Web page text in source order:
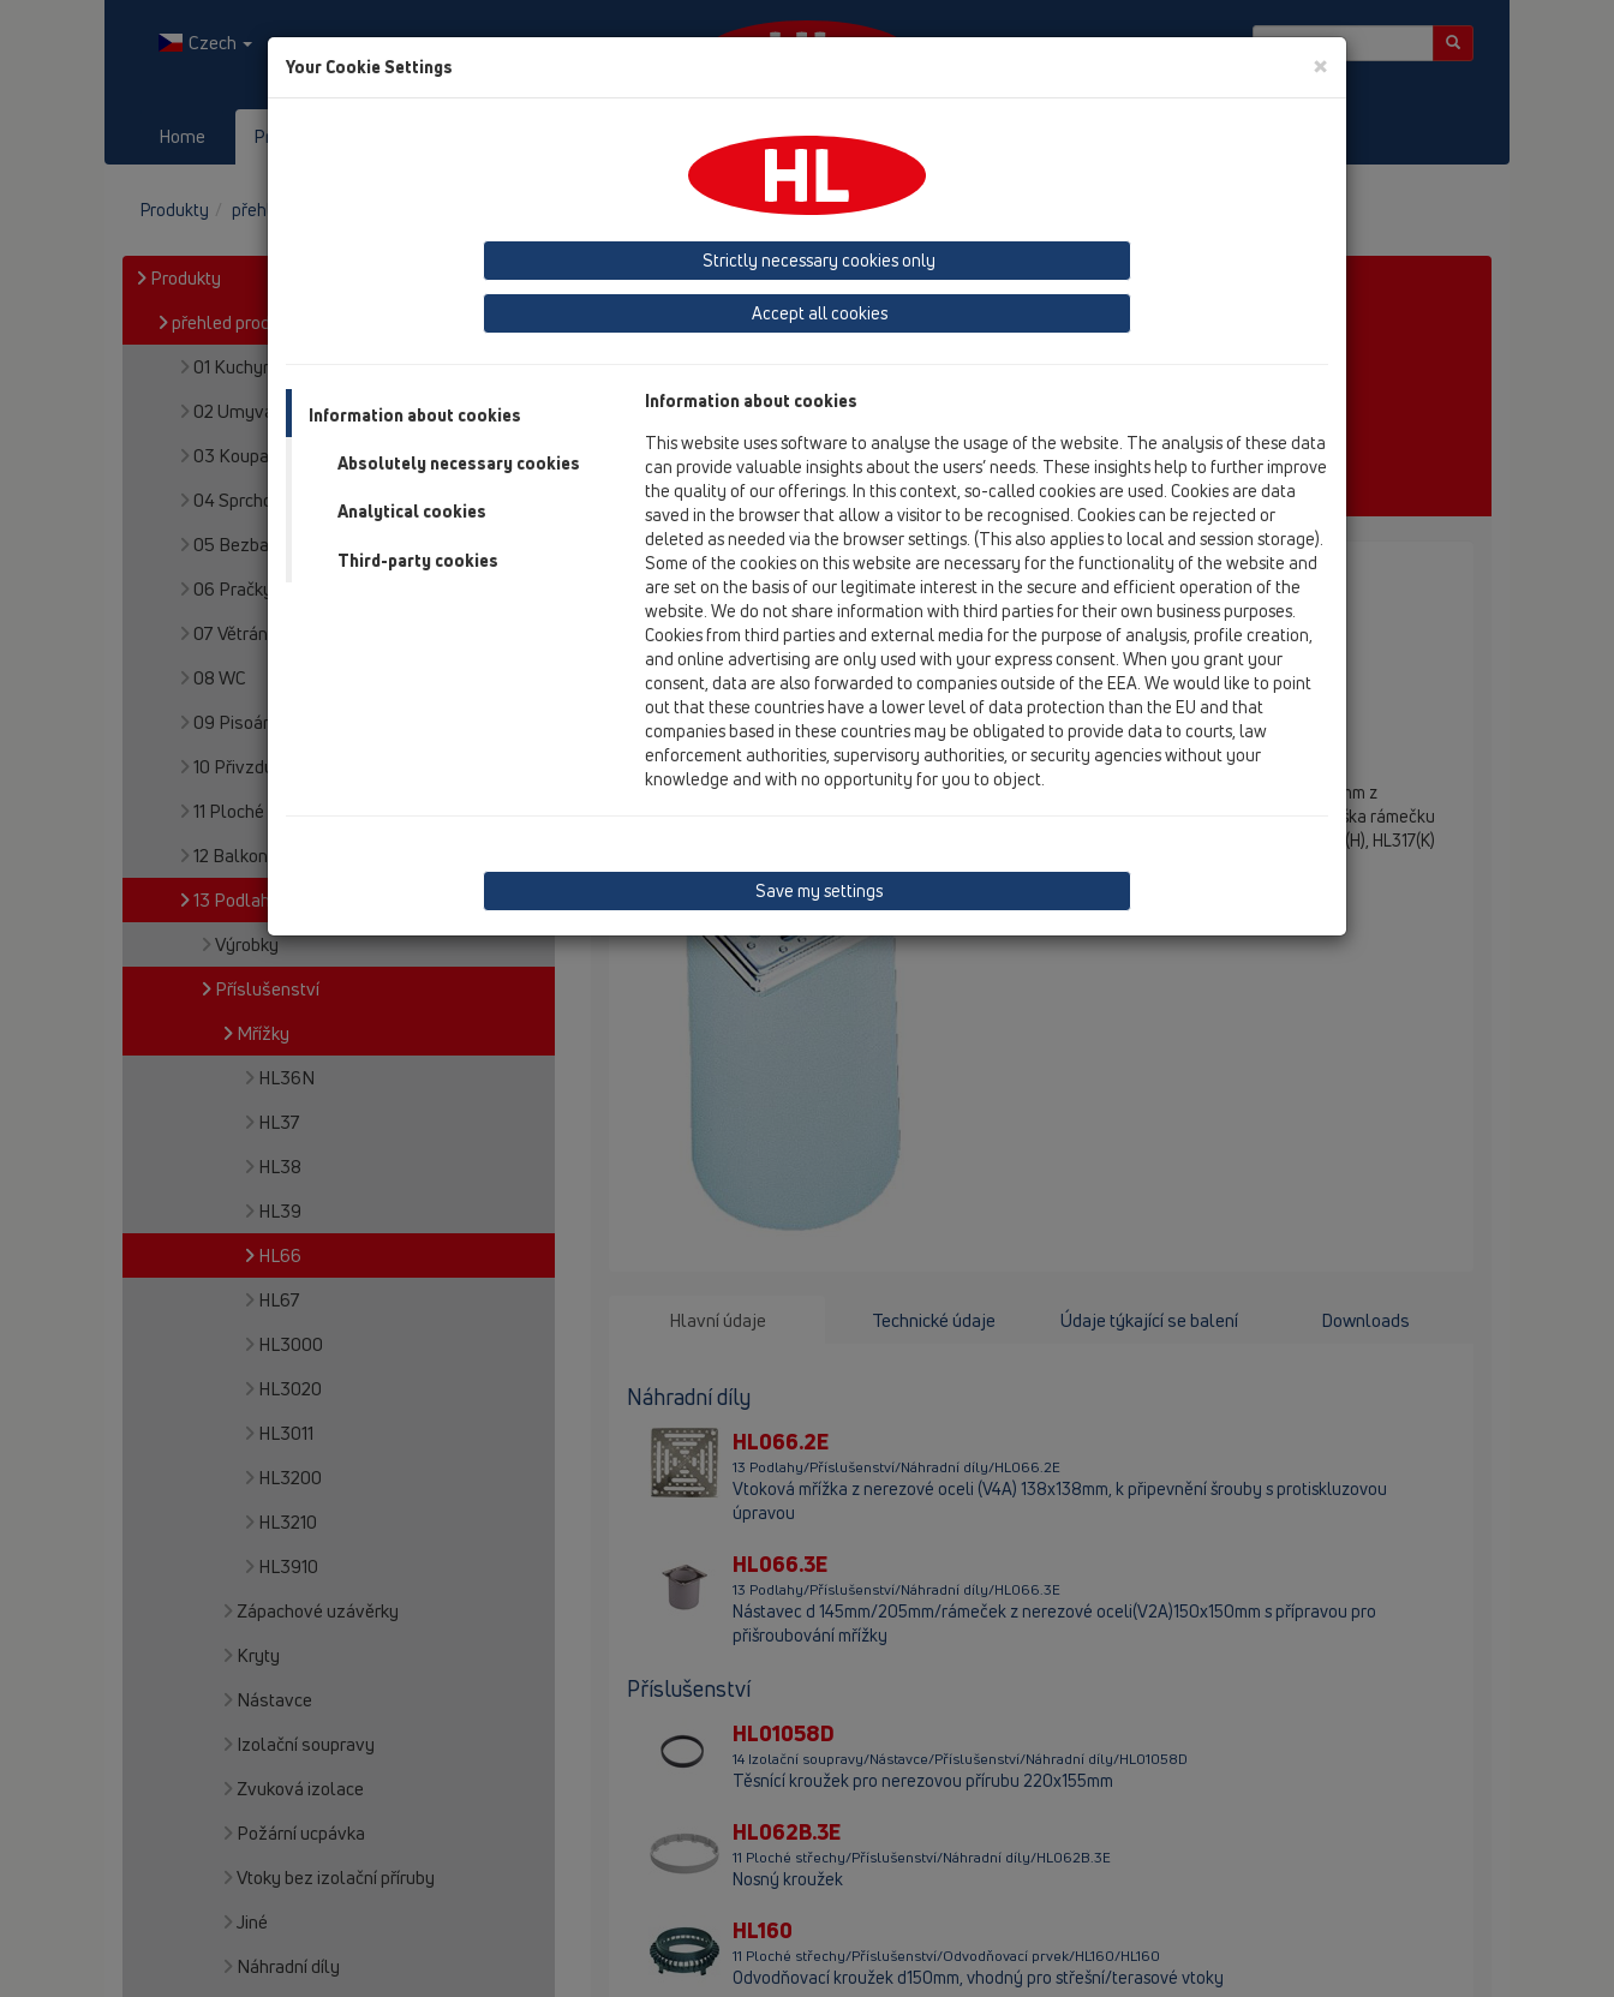
Czech
Home Produkty HL-House
Produkty přehled produktů HL66 HL66.1
Produkty
přehled produktů
01 Kuchyně
02 Umyvadla
03 Koupací vany
04 Sprchové mísy
05 Bezbariérové sprchy
06 Pračky a myčky
07 Větrání a klimatizace
08 WC
09 Pisoárové mísy
10 Přivzdušňovací ventily
11 Ploché střechy
12 Balkony a terasy
13 Podlahy
Výrobky
Příslušenství
Mřížky
HL36N
HL37
HL38
HL39
HL66
HL67
HL3000
HL3020
HL3011
HL3200
HL3210
HL3910
Zápachové uzávěrky
Kryty
Nástavce
Izolační soupravy
Zvuková izolace
Požární ucpávka
Vtoky bez izolační příruby
Jiné
Náhradní díly
přehled produktů
Mřížky
HL66
HL66.1
HL66.1
Nástavec d 145mm/ nerez (V4A)/150x150mm/nerez
protiskluz138x138mm
Nástavec d 145mm s rámem (V4A)150x150mm a
přišroubovanou protiskluznou mřížkou 138x138mm z
nerezové oceli (V4A). Celková výška 203mm, výška rámečku
15mm. Vhodný pro: podlahové vpustě HL72(.1)(K)(H), HL317(K)
Hlavní údaje Technické údaje Údaje týkající se balení Downloads
Náhradní díly
HL066.2E
13 Podlahy/Příslušenství/Náhradní díly/HL066.2E
Vtoková mřížka z nerezové oceli (V4A) 138x138mm, k připevnění šrouby s protiskluzovou
úpravou
HL066.3E
13 Podlahy/Příslušenství/Náhradní díly/HL066.3E
Nástavec d 145mm/205mm/rámeček z nerezové oceli(V2A)150x150mm s přípravou pro
přišroubování mřížky
Příslušenství
HL01058D
14 Izolační soupravy/Nástavce/Příslušenství/Náhradní díly/HL01058D
Těsnící kroužek pro nerezovou přírubu 220x155mm
HL062B.3E
11 Ploché střechy/Příslušenství/Náhradní díly/HL062B.3E
Nosný kroužek
HL160
11 Ploché střechy/Příslušenství/Odvodňovací prvek/HL160/HL160
Odvodňovací kroužek d150mm, vhodný pro střešní/terasové vtoky
Your Cookie Settings ×
Strictly necessary cookies only
Accept all cookies
Information about cookies
Absolutely necessary cookies
Analytical cookies
Third-party cookies
Information about cookies
This website uses software to analyse the usage of the website. The analysis of these data
can provide valuable insights about the users’ needs. These insights help to further improve
the quality of our offerings. In this context, so-called cookies are used. Cookies are data
saved in the browser that allow a visitor to be recognised. Cookies can be rejected or
deleted as needed via the browser settings. (This also applies to local and session storage).
Some of the cookies on this website are necessary for the functionality of the website and
are set on the basis of our legitimate interest in the secure and efficient operation of the
website. We do not share information with third parties for their own business purposes.
Cookies from third parties and external media for the purpose of analysis, profile creation,
and online advertising are only used with your express consent. When you grant your
consent, data are also forwarded to companies outside of the EEA. We would like to point
out that these countries have a lower level of data protection than the EU and that
companies based in these countries may be obligated to provide data to courts, law
enforcement authorities, supervisory authorities, or security agencies without your
knowledge and with no opportunity for you to object.
Save my settings